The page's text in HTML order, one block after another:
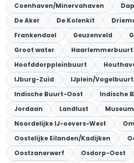
Coenhaven/Minervahaven
De Aker
De Kolenkit
Frankendael
Geuzenveld
Groot water
Haarlemmerbuurt
Hoofddorppleinbuurt
IJburg-Zuid
IJplein/Vogelbuurt
Indische Buurt-Oost
Indische
Jordaan
Landlust
Noordelijke IJ-oevers-West
Oostelijke Eilanden/Kadijken
Oostzanerwerf
Osdorp-Oost